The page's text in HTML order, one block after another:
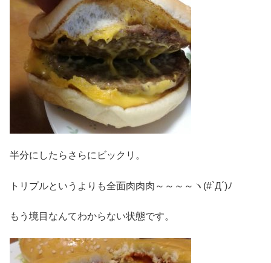
半分にしたらさらにビックリ。
トリプルというよりも全面肉肉肉～～～～ヽ(#`Д´)ﾉ
もう境目なんてわからない状態です。